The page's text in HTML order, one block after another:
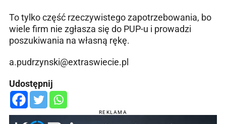
To tylko część rzeczywistego zapotrzebowania, bo
wiele firm nie zgłasza się do PUP-u i prowadzi
poszukiwania na własną rękę.
a.pudrzynski@extraswiecie.pl
Udostępnij
REKLAMA